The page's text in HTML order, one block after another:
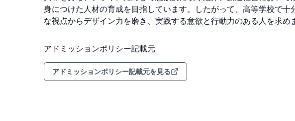
身につけた人材の育成を目指しています。したがって、高等学校で
な視点からデザイン力を磨き、実践する意欲と行動力のある人を求め
アドミッションポリシー記載元
アドミッションポリシー記載元を見る